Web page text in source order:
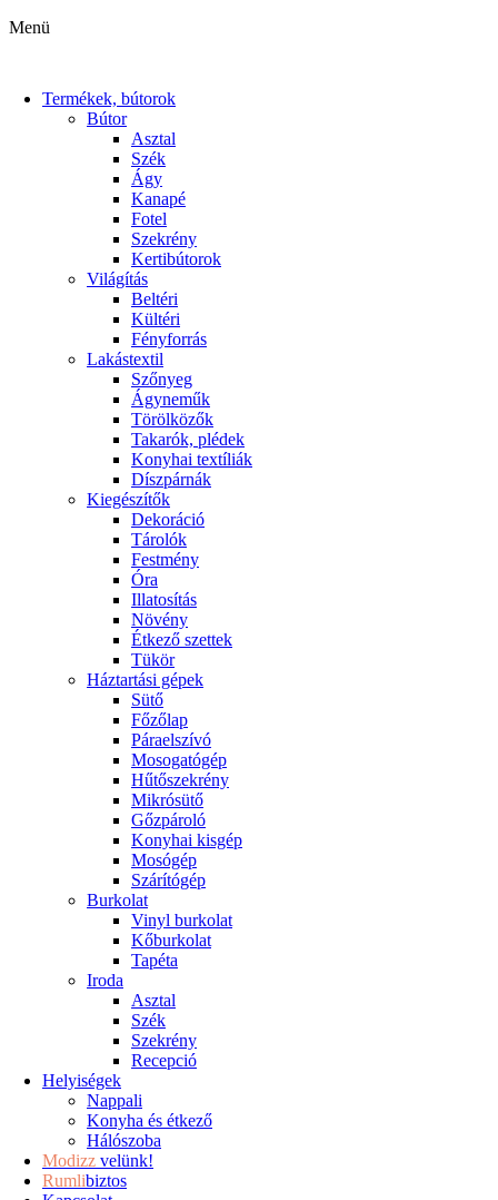
Menü
Termékek, bútorok
Bútor
Asztal
Szék
Ágy
Kanapé
Fotel
Szekrény
Kertibútorok
Világítás
Beltéri
Kültéri
Fényforrás
Lakástextil
Szőnyeg
Ágyneműk
Törölközők
Takarók, plédek
Konyhai textíliák
Díszpárnák
Kiegészítők
Dekoráció
Tárolók
Festmény
Óra
Illatosítás
Növény
Étkező szettek
Tükör
Háztartási gépek
Sütő
Főzőlap
Páraelszívó
Mosogatógép
Hűtőszekrény
Mikrósütő
Gőzpároló
Konyhai kisgép
Mosógép
Szárítógép
Burkolat
Vinyl burkolat
Kőburkolat
Tapéta
Iroda
Asztal
Szék
Szekrény
Recepció
Helyiségek
Nappali
Konyha és étkező
Hálószoba
Modizz velünk!
Rumlibiztos